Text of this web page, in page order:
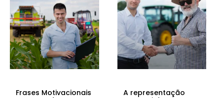
Frases Motivacionais
A representação